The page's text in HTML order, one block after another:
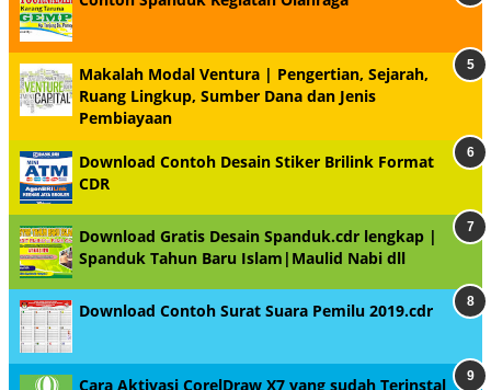
Makalah Modal Ventura | Pengertian, Sejarah,
Ruang Lingkup, Sumber Dana dan Jenis
Pembiayaan
Download Contoh Desain Stiker Brilink Format
CDR
Download Gratis Desain Spanduk.cdr lengkap |
Spanduk Tahun Baru Islam|Maulid Nabi dll
Download Contoh Surat Suara Pemilu 2019.cdr
Cara Aktivasi CorelDraw X7 yang sudah Terinstal